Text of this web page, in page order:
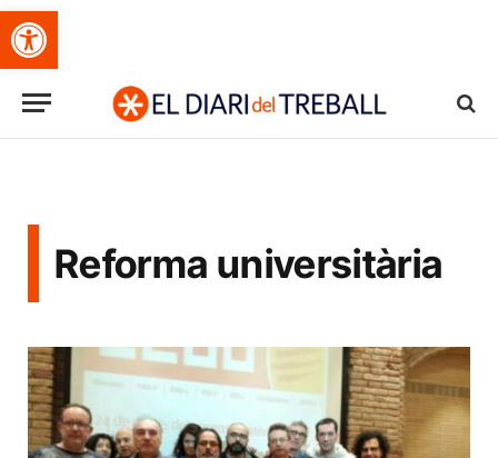
Obre la barra d'eines
Reforma universitària